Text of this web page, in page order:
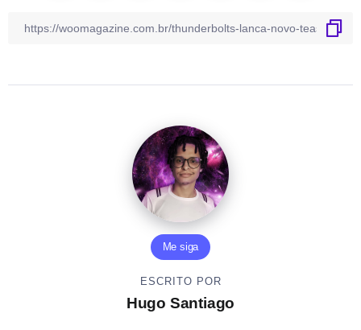
Me siga
ESCRITO POR
Hugo Santiago